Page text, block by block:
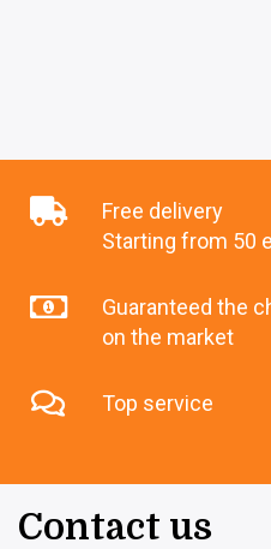
Free delivery
Starting from 50
Guaranteed the
on the market
Top service
Contact us